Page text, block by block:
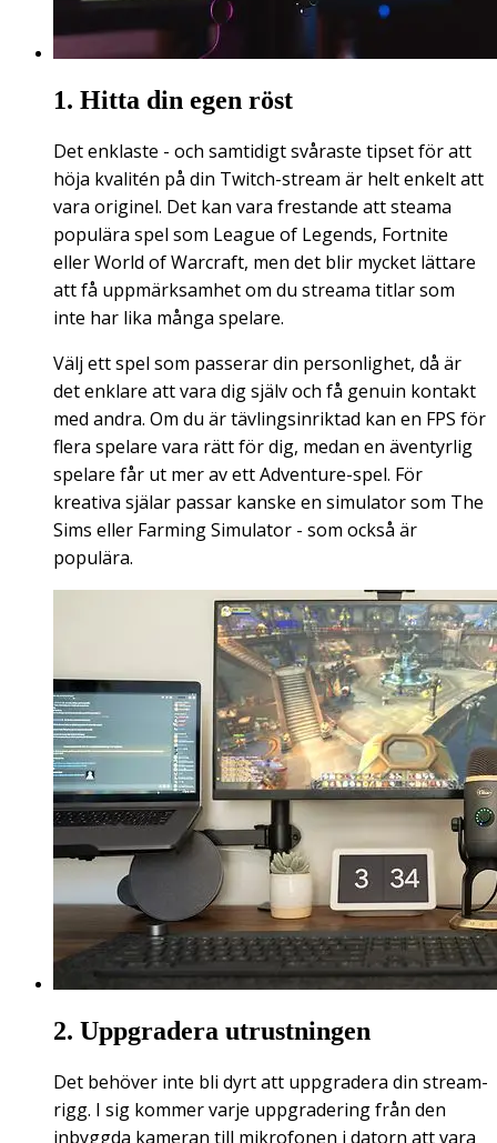
1. Hitta din egen röst
Det enklaste - och samtidigt svåraste tipset för att
höja kvalitén på din Twitch-stream är helt enkelt att
vara originel. Det kan vara frestande att steama
populära spel som League of Legends, Fortnite
eller World of Warcraft, men det blir mycket lättare
att få uppmärksamhet om du streama titlar som
inte har lika många spelare.
Välj ett spel som passerar din personlighet, då är
det enklare att vara dig själv och få genuin kontakt
med andra. Om du är tävlingsinriktad kan en FPS för
flera spelare vara rätt för dig, medan en äventyrlig
spelare får ut mer av ett Adventure-spel. För
kreativa själar passar kanske en simulator som The
Sims eller Farming Simulator - som också är
populära.
2. Uppgradera utrustningen
Det behöver inte bli dyrt att uppgradera din stream-
rigg. I sig kommer varje uppgradering från den
inbyggda kameran till mikrofonen i datorn att vara